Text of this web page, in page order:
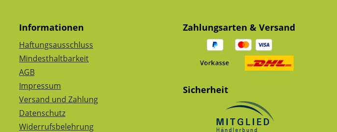
Informationen
Haftungsausschluss
Mindesthaltbarkeit
AGB
Impressum
Versand und Zahlung
Datenschutz
Widerrufsbelehrung
Zahlungsarten & Versand
Sicherheit